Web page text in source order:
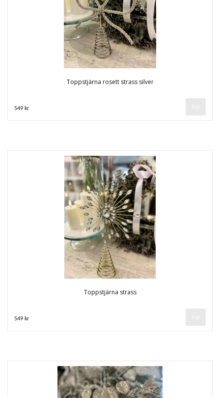
Toppstjärna rosett strass silver
549 kr
Toppstjärna strass
549 kr